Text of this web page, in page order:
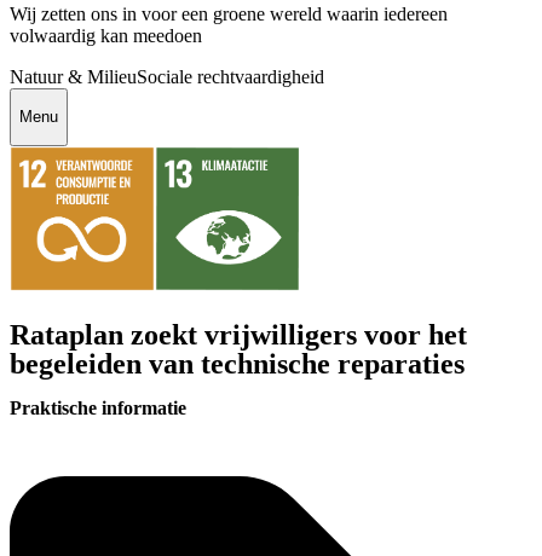
Wij zetten ons in voor een groene wereld waarin iedereen
volwaardig kan meedoen
Natuur & MilieuSociale rechtvaardigheid
Menu
Rataplan zoekt vrijwilligers voor het
begeleiden van technische reparaties
Praktische informatie